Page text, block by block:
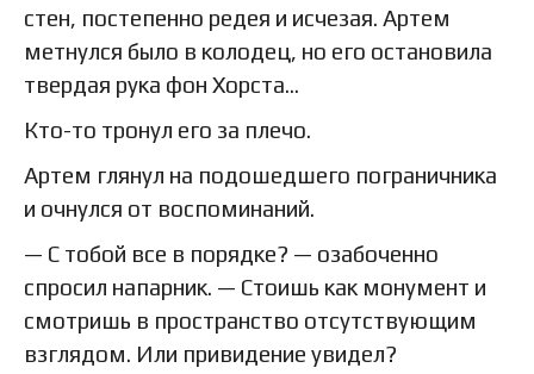
стен, постепенно редея и исчезая. Артем
метнулся было в колодец, но его остановила
твердая рука фон Хорста…
Кто-то тронул его за плечо.
Артем глянул на подошедшего пограничника
и очнулся от воспоминаний.
— С тобой все в порядке? — озабоченно
спросил напарник. — Стоишь как монумент и
смотришь в пространство отсутствующим
взглядом. Или привидение увидел?